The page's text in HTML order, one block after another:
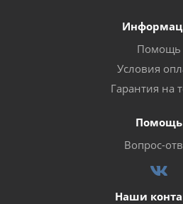
Помощь
Условия
Гарантия на
Помощь
Вопрос-
Наши